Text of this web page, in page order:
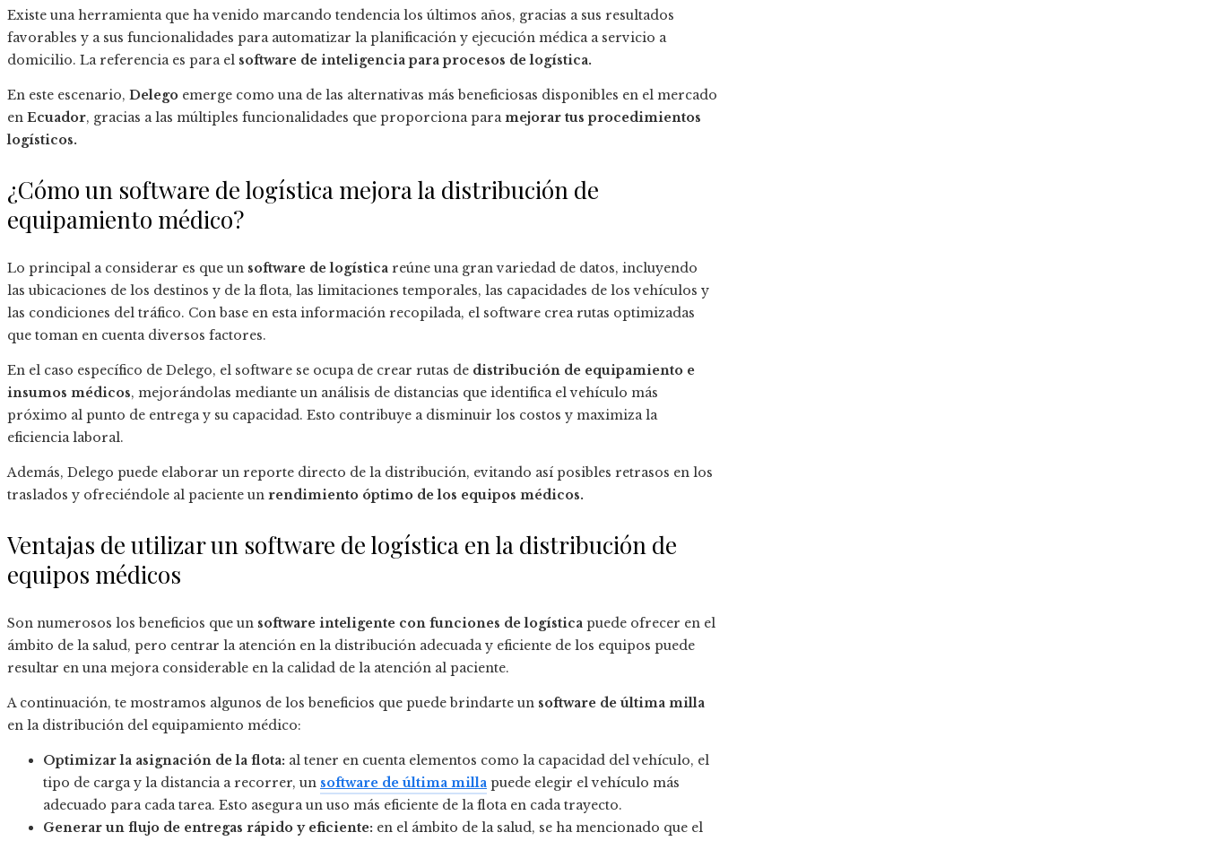
Existe una herramienta que ha venido marcando tendencia los últimos años, gracias a sus resultados
favorables y a sus funcionalidades para automatizar la planificación y ejecución médica a servicio a
domicilio. La referencia es para el software de inteligencia para procesos de logística.
En este escenario, Delego emerge como una de las alternativas más beneficiosas disponibles en el mercado
en Ecuador, gracias a las múltiples funcionalidades que proporciona paramejorar tus procedimientos
logísticos.
¿Cómo un software de logística mejora la distribución de
equipamiento médico?
Lo principal a considerar es que un software de logística reúne una gran variedad de datos, incluyendo
las ubicaciones de los destinos y de la flota, las limitaciones temporales, las capacidades de los vehículos y
las condiciones del tráfico. Con base en esta información recopilada, el software crea rutas optimizadas
que toman en cuenta diversos factores.
En el caso específico de Delego, el software se ocupa de crear rutas de distribución de equipamiento e
insumos médicos, mejorándolas mediante un análisis de distancias que identifica el vehículo más
próximo al punto de entrega y su capacidad. Esto contribuye a disminuir los costos y maximiza la
eficiencia laboral.
Además, Delego puede elaborar un reporte directo de la distribución, evitando así posibles retrasos en los
traslados y ofreciéndole al paciente un rendimiento óptimo de los equipos médicos.
Ventajas de utilizar un software de logística en la distribución de
equipos médicos
Son numerosos los beneficios que un software inteligente con funciones de logística puede ofrecer en el
ámbito de la salud, pero centrar la atención en la distribución adecuada y eficiente de los equipos puede
resultar en una mejora considerable en la calidad de la atención al paciente.
A continuación, te mostramos algunos de los beneficios que puede brindarte un software de última milla
en la distribución del equipamiento médico:
Optimizar la asignación de la flota: al tener en cuenta elementos como la capacidad del vehículo, el
tipo de carga y la distancia a recorrer, un software de última milla puede elegir el vehículo más
adecuado para cada tarea. Esto asegura un uso más eficiente de la flota en cada trayecto.
Generar un flujo de entregas rápido y eficiente: en el ámbito de la salud, se ha mencionado que el